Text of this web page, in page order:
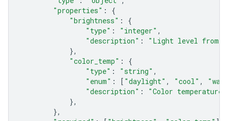
"properties" :
{
"brightness" :
{
"type" : "integer" ,
"description" :
"Light level from
},
"color_temp" :
{
"type" : "string" ,
"enum" : [ "daylight" , "cool" ,
"description" : "Color temperature"
},
},